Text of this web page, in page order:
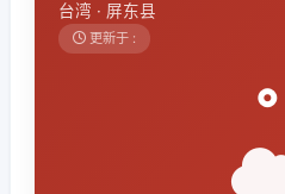
台湾 · 屏东县
更新于 :
°